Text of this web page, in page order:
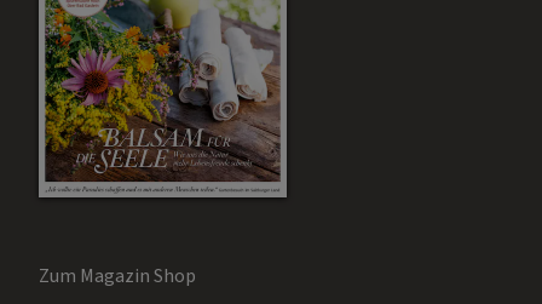
Zum Magazin Shop